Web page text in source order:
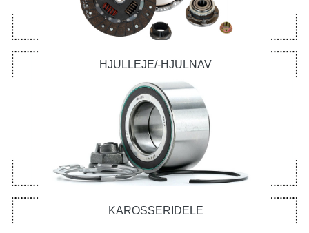
HJULLEJE/-HJULNAV
KAROSSERIDELE